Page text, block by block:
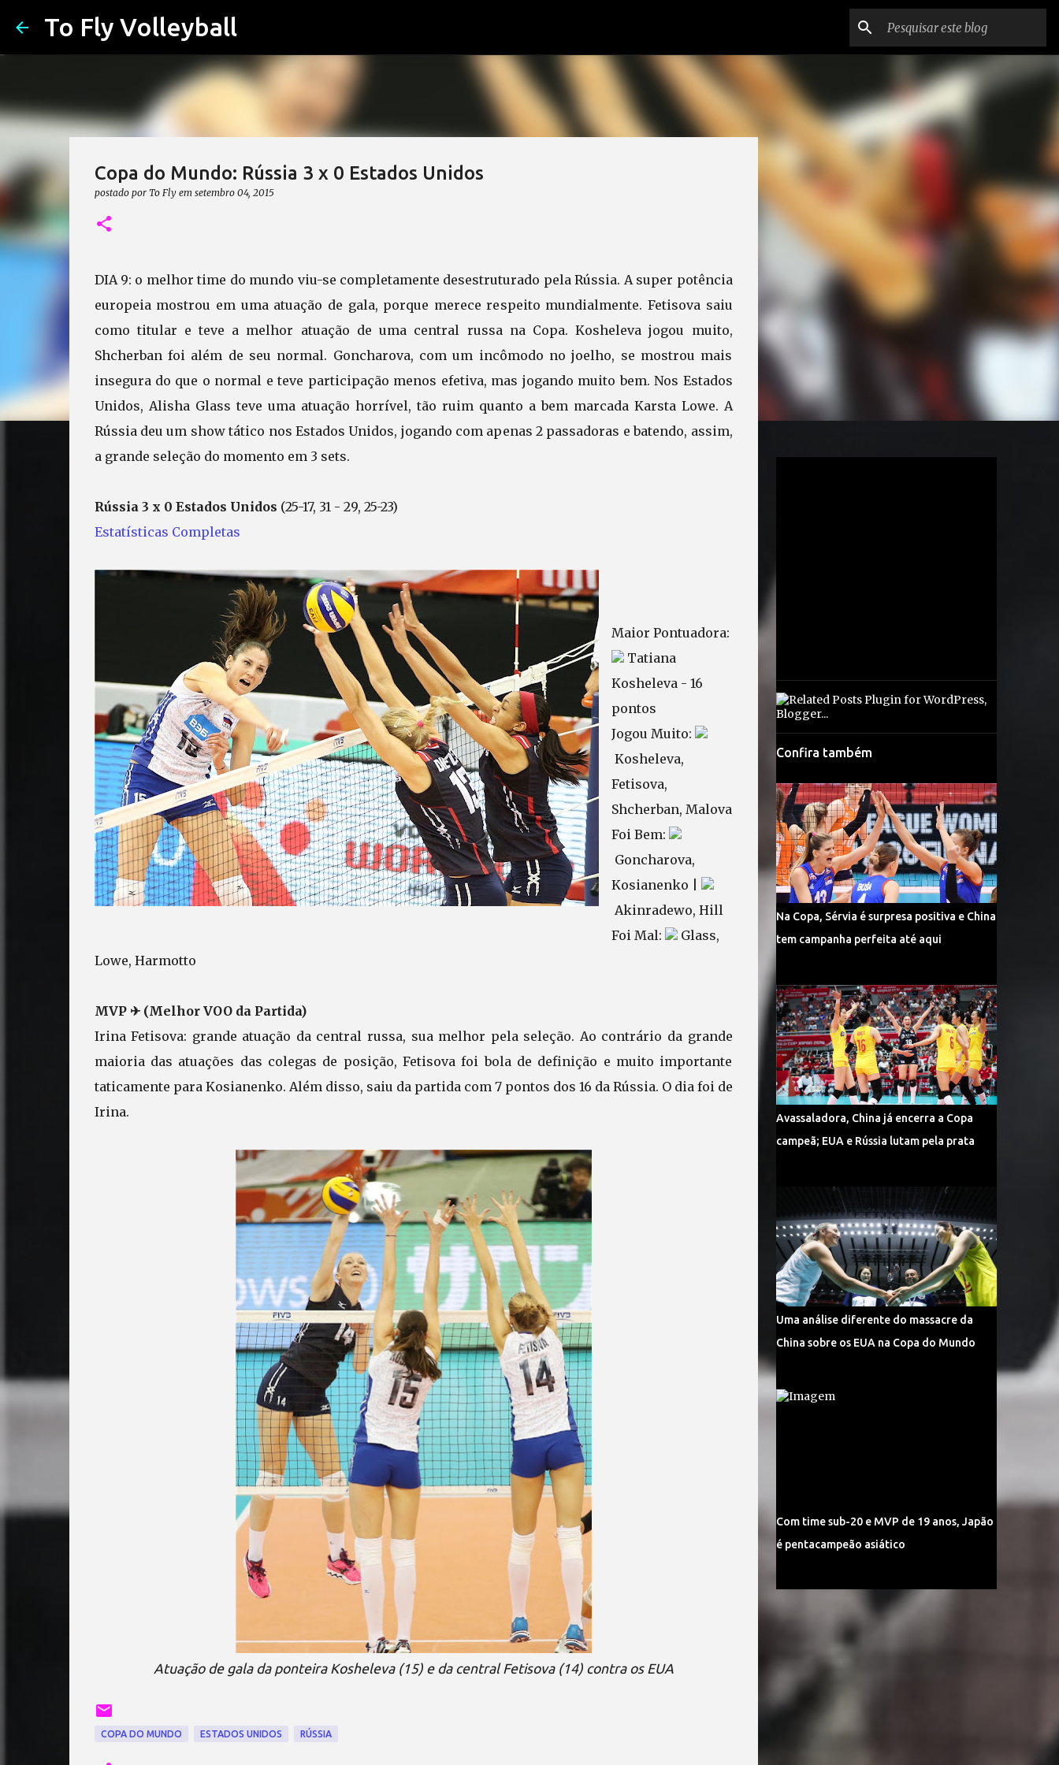
To Fly Volleyball
Copa do Mundo: Rússia 3 x 0 Estados Unidos
postado por To Fly em setembro 04, 2015
DIA 9: o melhor time do mundo viu-se completamente desestruturado pela Rússia. A super potência
europeia mostrou em uma atuação de gala, porque merece respeito mundialmente. Fetisova saiu
como titular e teve a melhor atuação de uma central russa na Copa. Kosheleva jogou muito,
Shcherban foi além de seu normal. Goncharova, com um incômodo no joelho, se mostrou mais
insegura do que o normal e teve participação menos efetiva, mas jogando muito bem. Nos Estados
Unidos, Alisha Glass teve uma atuação horrível, tão ruim quanto a bem marcada Karsta Lowe. A
Rússia deu um show tático nos Estados Unidos, jogando com apenas 2 passadoras e batendo, assim,
a grande seleção do momento em 3 sets.
Rússia 3 x 0 Estados Unidos (25-17, 31 - 29, 25-23)
Estatísticas Completas
Maior Pontuadora:
Tatiana
Kosheleva - 16
pontos
Jogou Muito:
Kosheleva,
Fetisova,
Shcherban, Malova
Foi Bem:
Goncharova,
Kosianenko |
Akinradewo, Hill
Foi Mal:
Glass,
Lowe, Harmotto
MVP ✈ (Melhor VOO da Partida)
Irina Fetisova: grande atuação da central russa, sua melhor pela seleção. Ao contrário da grande
maioria das atuações das colegas de posição, Fetisova foi bola de definição e muito importante
taticamente para Kosianenko. Além disso, saiu da partida com 7 pontos dos 16 da Rússia. O dia foi de
Irina.
Atuação de gala da ponteira Kosheleva (15) e da central Fetisova (14) contra os EUA
COPA DO MUNDO ESTADOS UNIDOS RÚSSIA
Confira também
Na Copa, Sérvia é surpresa positiva e China
tem campanha perfeita até aqui
Avassaladora, China já encerra a Copa
campeã; EUA e Rússia lutam pela prata
Uma análise diferente do massacre da
China sobre os EUA na Copa do Mundo
Com time sub-20 e MVP de 19 anos, Japão
é pentacampeão asiático